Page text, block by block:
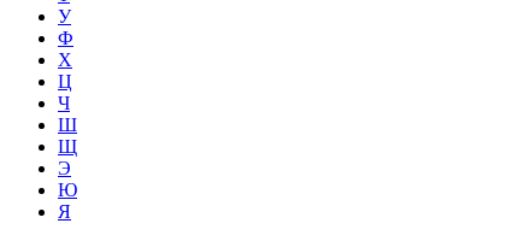
У
Ф
Х
Ц
Ч
Ш
Щ
Э
Ю
Я